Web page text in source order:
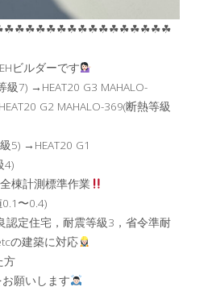
ビルダーです
級7) →HEAT20 G3 MAHALO-
G2 MAHALO-369(断熱等級
5) →HEAT20 G1
4)
棟計測標準作業
〜0.4)
認定住宅，耐震等級3，省令準耐
の建築に対応
方
願いします